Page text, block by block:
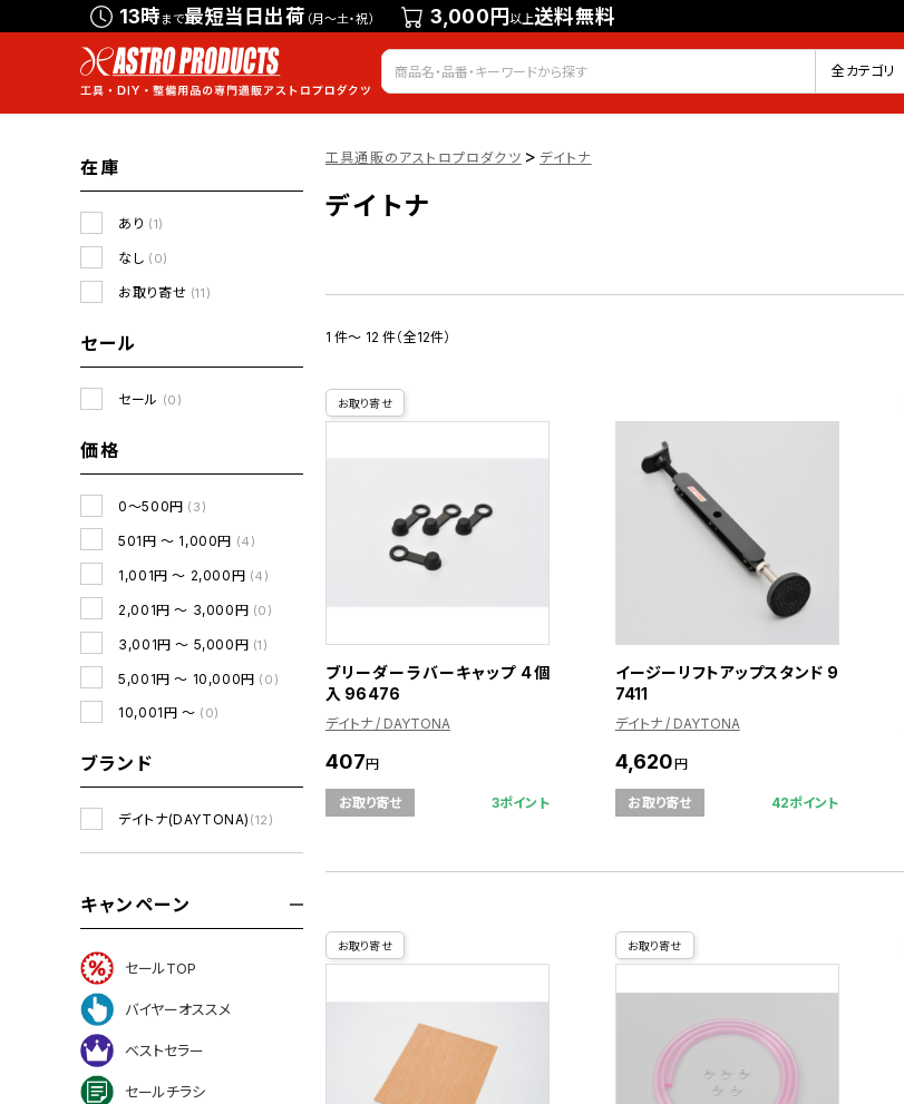
13時まで最短当日出荷 （月～土・祝） 3,000円以上送料無料
会員登録 ログイン お気に入り
全カテゴリ
在庫
あり (1)
なし (0)
お取り寄せ (11)
セール
セール (0)
価格
0～500円 (3)
501円 ～ 1,000円 (4)
1,001円 ～ 2,000円 (4)
2,001円 ～ 3,000円 (0)
3,001円 ～ 5,000円 (1)
5,001円 ～ 10,000円 (0)
10,001円 ～ (0)
ブランド
デイトナ(DAYTONA) (12)
キャンペーン
セールTOP
バイヤーオススメ
ベストセラー
セールチラシ
工具通販のアストロプロダクツ > デイトナ
デイトナ
1 件～ 12 件（全12件）
お取り寄せ
ブリーダーラバーキャップ 4個
入 96476
デイトナ / DAYTONA
407円
お取り寄せ 3ポイント
イージーリフトアップスタンド 9
7411
デイトナ / DAYTONA
4,620円
お取り寄せ 42ポイント
お取り寄せ お取り寄せ